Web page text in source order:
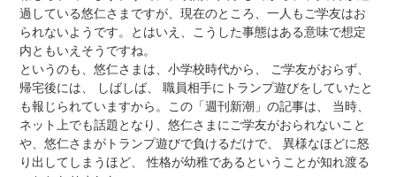
過している悠仁さまですが、現在のところ、一人もご学友はお
られないようです。とはいえ、こうした事態はある意味で想定
内ともいえそうですね。
というのも、悠仁さまは、小学校時代から、 ご学友がおらず、
帰宅後には、 しばしば、 職員相手にトランプ遊びをしていたと
も報じられていますから。この「週刊新潮」の記事は、 当時、
ネット上でも話題となり、悠仁さまにご学友がおられないこと
や、悠仁さまがトランプ遊びで負けるだけで、 異様なほどに怒
り出してしまうほど、 性格が幼稚であるということが知れ渡る